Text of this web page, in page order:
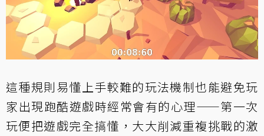
這種規則易懂上手較難的玩法機制也能避免玩
家出現跑酷遊戲時經常會有的心理——第一次
玩便把遊戲完全搞懂，大大削減重複挑戰的激